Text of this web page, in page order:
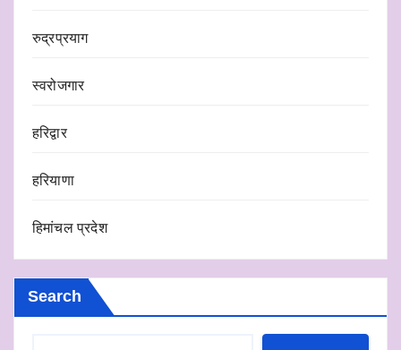
रुद्रप्रयाग
स्वरोजगार
हरिद्वार
हरियाणा
हिमांचल प्रदेश
Search